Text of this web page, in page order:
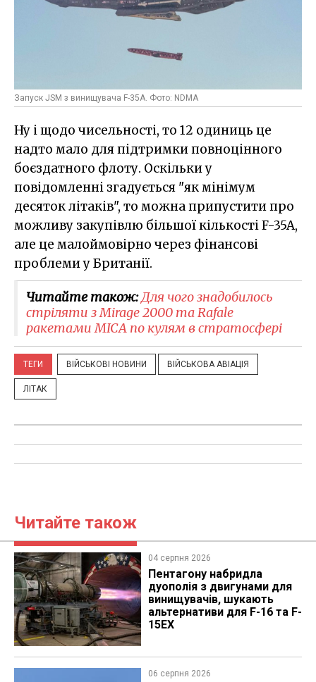
Запуск JSM з винищувача F-35A. Фото: NDMA
Ну і щодо чисельності, то 12 одиниць це
надто мало для підтримки повноцінного
боєздатного флоту. Оскільки у
повідомленні згадується "як мінімум
десяток літаків", то можна припустити про
можливу закупівлю більшої кількості F-35A,
але це малоймовірно через фінансові
проблеми у Британії.
Читайте також:Для чого знадобилось
стріляти з Mirage 2000 та Rafale
ракетами MICA по кулям в стратосфері
ТЕГИ ВІЙСЬКОВІ НОВИНИ ВІЙСЬКОВА АВІАЦІЯ
ЛІТАК
Читайте також
04 серпня 2026
Пентагону набридла
дуополія з двигунами для
винищувачів, шукають
альтернативи для F-16 та F-
15EX
06 серпня 2026